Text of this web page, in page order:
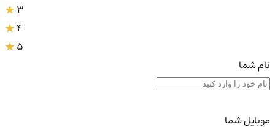
3
4
5
نام شما
موبایل شما